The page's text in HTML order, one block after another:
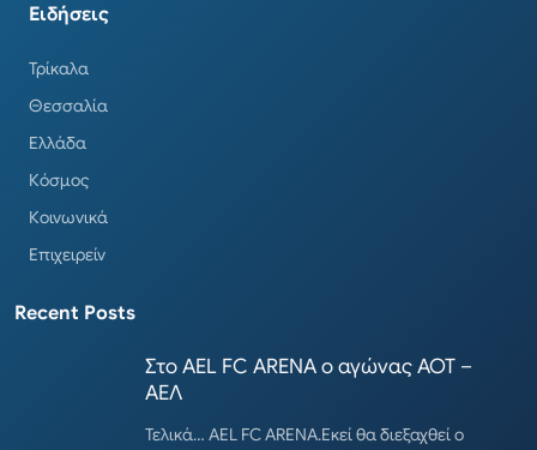
Ειδήσεις
Τρίκαλα
Θεσσαλία
Ελλάδα
Κόσμος
Κοινωνικά
Επιχειρείν
Recent Posts
Στο AEL FC ARENA ο αγώνας ΑΟΤ –
ΑΕΛ
Τελικά… AEL FC ARENA.Εκεί θα διεξαχθεί ο